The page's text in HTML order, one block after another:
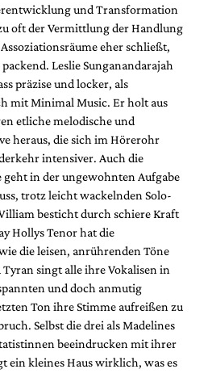
und Transformation
oft der Vermittlung der Handlung
eher schließt,
Leslie Sunganandarajah
präzise und locker, als
mit Minimal Music. Er holt aus
etliche melodische und
heraus, die sich im Hörerohr
intensiver. Auch die
in der ungewohnten Aufgabe
trotz leicht wackelnden Solo-
besticht durch schiere Kraft
Hollys Tenor hat die
die leisen, anrührenden Töne
singt alle ihre Vokalisen in
und doch anmutig
Ton ihre Stimme aufreißen zu
Selbst die drei als Madelines
beeindrucken mit ihrer
ein kleines Haus wirklich, was es